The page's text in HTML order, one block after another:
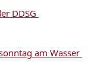
DDSG
am Wasser